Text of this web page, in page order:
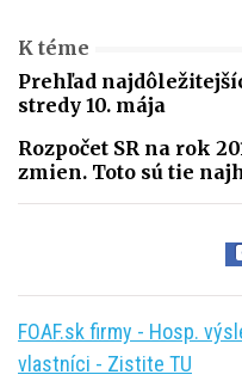
K téme
Prehľad
stredy 10. mája
Rozpočet SR na rok
zmien. Toto sú tie
FOAF.sk firmy - Hosp.
vlastníci - Zistite TU